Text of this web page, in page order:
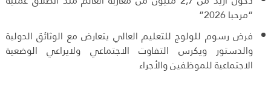
“مرحبا 2026”
فرض رسوم للولوج للتعليم العالي يتعارض مع الوثائق الدولية
والدستور ويكرس التفاوت الاجتماعي ولايراعي الوضعية
الاجتماعية للموظفين والأجراء